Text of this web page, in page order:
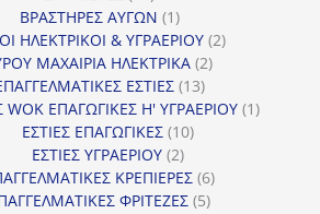
προϊόντα
ΒΡΑΣΤΗΡΕΣ ΑΥΓΩΝ 11
προϊόν
ΗΛΕΚΤΡΙΚΟΙ & ΥΓΡΑΕΡΙΟΥ 22
ΜΑΧΑΙΡΙΑ ΗΛΕΚΤΡΙΚΑ 22
ΕΣΤΙΕΣ 1313
προϊόντα
WOK ΕΠΑΓΩΓΙΚΕΣ Η' ΥΓΡΑΕΡΙΟΥ 11
ΕΣΤΙΕΣ ΕΠΑΓΩΓΙΚΕΣ 1010
ΕΣΤΙΕΣ ΥΓΡΑΕΡΙΟΥ 22
προϊόντα
ΚΡΕΠΙΕΡΕΣ 66
προϊόντα
ΦΡΙΤΕΖΕΣ 55